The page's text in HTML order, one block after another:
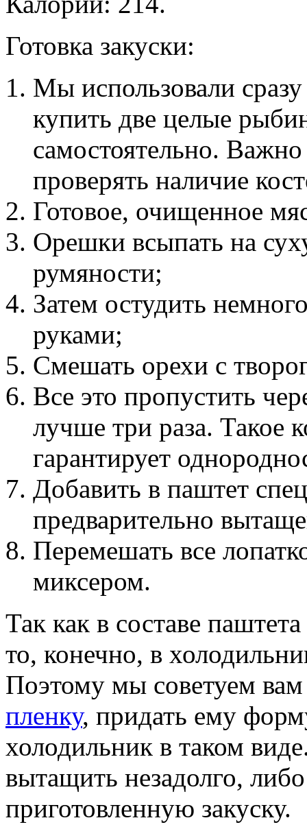
Готовка закуски:
Мы использовали
купить две целые
самостоятельно.
проверять наличие
Готовое, очищенное
Орешки всыпать на
румяности;
Затем остудить
руками;
Смешать орехи с
Все это пропустить
лучше три раза. Такое
гарантирует
Добавить в паштет
предварительно
Перемешать все
миксером.
Так как в составе
то, конечно, в
Поэтому мы советуем
пленку, придать ему
холодильник в таком
вытащить незадолго,
приготовленную закуску.